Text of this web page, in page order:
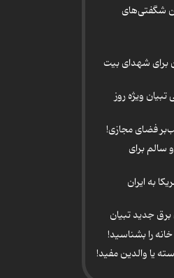
شگفتی‌های
برای شهدای بیت
ویژه روز
فضای مجازی!
سالم برای
به ایران
برق جدید تبیان
را بشناسید!
یا والدین مفید!